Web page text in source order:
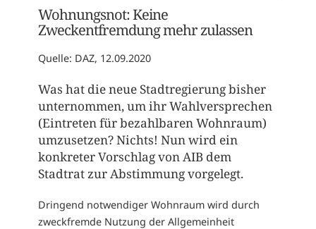
Wohnungsnot: Keine
Zweckentfremdung mehr zulassen
Quelle: DAZ, 12.09.2020
Was hat die neue Stadtregierung bisher
unternommen, um ihr Wahlversprechen
(Eintreten für bezahlbaren Wohnraum)
umzusetzen? Nichts! Nun wird ein
konkreter Vorschlag von AIB dem
Stadtrat zur Abstimmung vorgelegt.
Dringend notwendiger Wohnraum wird durch
zweckfremde Nutzung der Allgemeinheit